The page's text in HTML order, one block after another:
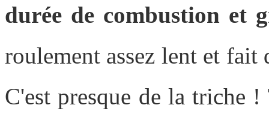
durée de combustion et
roulement assez lent et fait
C'est presque de la triche